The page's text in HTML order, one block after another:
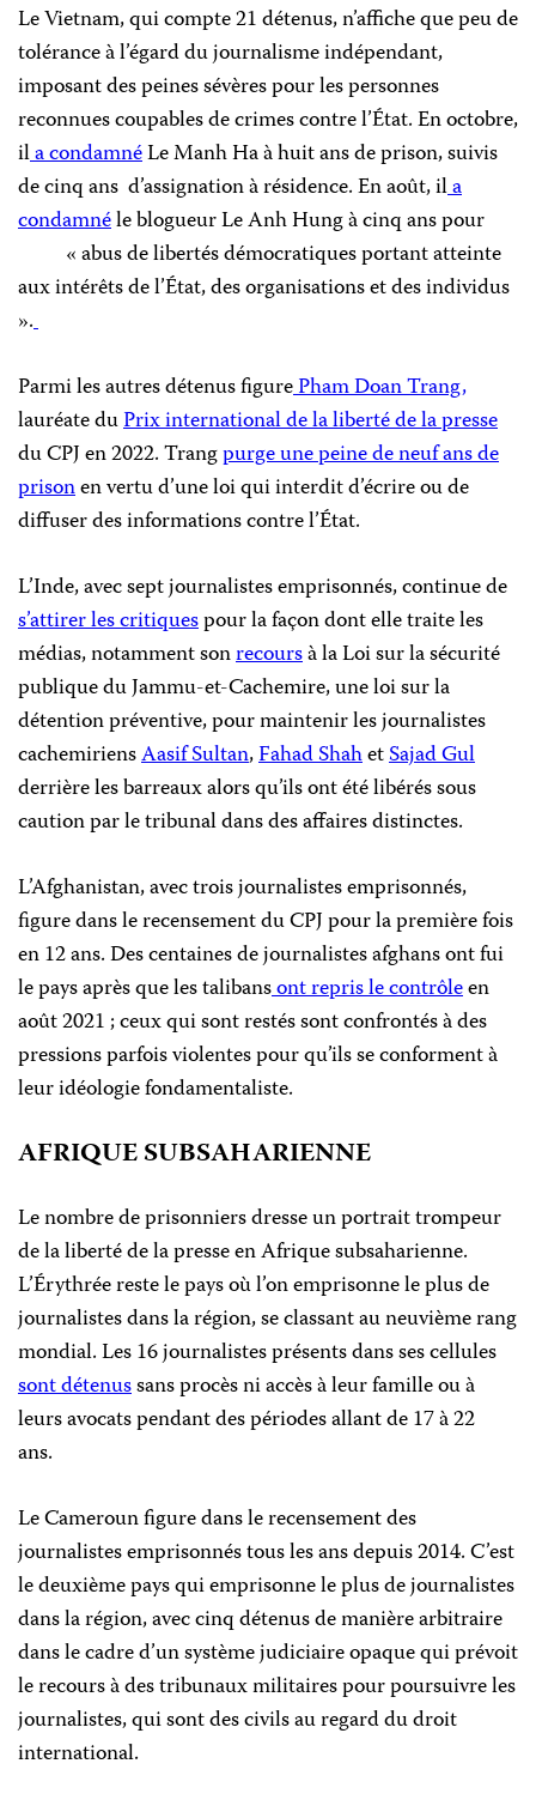
Le Vietnam, qui compte 21 détenus, n’affiche que peu de
tolérance à l’égard du journalisme indépendant,
imposant des peines sévères pour les personnes
reconnues coupables de crimes contre l’État. En octobre,
ila condamnéLe Manh Ha à huit ans de prison, suivis
de cinq ans d’assignation à résidence. En août, ila
condamnéle blogueur Le Anh Hung à cinq ans pour
« abus de libertés démocratiques portant atteinte
aux intérêts de l’État, des organisations et des individus
».
Parmi les autres détenus figurePham Doan Trang,
lauréate duPrix international de la liberté de la presse
du CPJ en 2022. Trangpurge une peine de neuf ans de
prisonen vertu d’une loi qui interdit d’écrire ou de
diffuser des informations contre l’État.
L’Inde, avec sept journalistes emprisonnés, continue de
s’attirer les critiquespour la façon dont elle traite les
médias, notamment sonrecoursà la Loi sur la sécurité
publique du Jammu-et-Cachemire, une loi sur la
détention préventive, pour maintenir les journalistes
cachemiriensAasif Sultan,Fahad ShahetSajad Gul
derrière les barreaux alors qu’ils ont été libérés sous
caution par le tribunal dans des affaires distinctes.
L’Afghanistan, avec trois journalistes emprisonnés,
figure dans le recensement du CPJ pour la première fois
en 12 ans. Des centaines de journalistes afghans ont fui
le pays après que les talibansont repris le contrôleen
août 2021 ; ceux qui sont restés sont confrontés à des
pressions parfois violentes pour qu’ils se conforment à
leur idéologie fondamentaliste.
AFRIQUE SUBSAHARIENNE
Le nombre de prisonniers dresse un portrait trompeur
de la liberté de la presse en Afrique subsaharienne.
L’Érythrée reste le pays où l’on emprisonne le plus de
journalistes dans la région, se classant au neuvième rang
mondial. Les 16 journalistes présents dans ses cellules
sont détenussans procès ni accès à leur famille ou à
leurs avocats pendant des périodes allant de 17 à 22
ans.
Le Cameroun figure dans le recensement des
journalistes emprisonnés tous les ans depuis 2014. C’est
le deuxième pays qui emprisonne le plus de journalistes
dans la région, avec cinq détenus de manière arbitraire
dans le cadre d’un système judiciaire opaque qui prévoit
le recours à des tribunaux militaires pour poursuivre les
journalistes, qui sont des civils au regard du droit
international.